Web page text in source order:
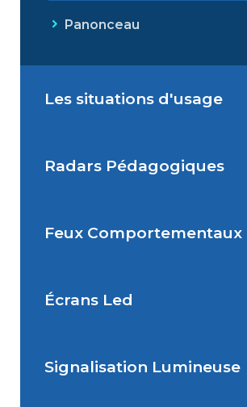
Panonceau
Les situations d'usage
Situations de signalisation
Situations de signalisation
Radars Pédagogiques
Radar Pédagogique
Feux Comportementaux
Feu Comportemental
Écrans Led
Écran Géant Extérieur Led
Signalisation Lumineuse